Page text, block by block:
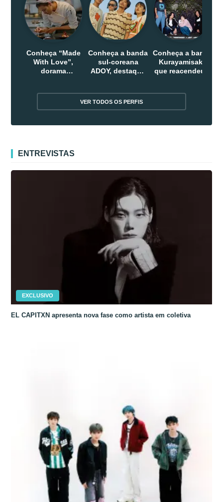
Conheça “Made
With Love”,
dorama
Conheça a banda
sul-coreana
ADOY, destaque
Conheça a banda
Kurayamisaka
que reacendeu o
VER TODOS OS PERFIS
ENTREVISTAS
EXCLUSIVO
EL CAPITXN apresenta nova fase como artista em coletiva